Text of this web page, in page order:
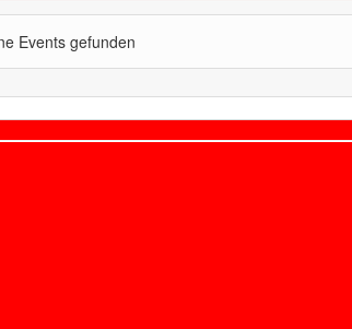
Events gefunden